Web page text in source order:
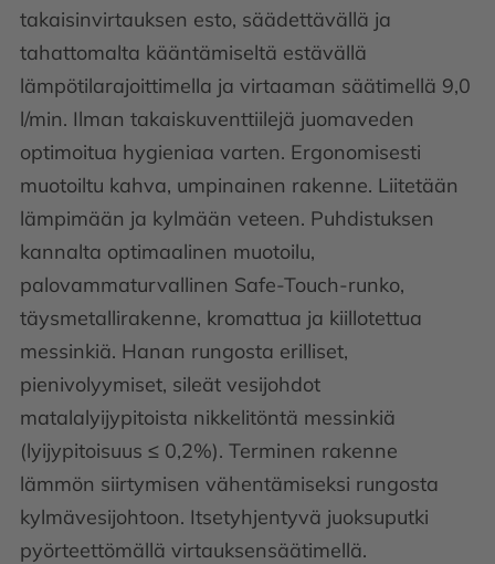
takaisinvirtauksen esto, säädettävällä ja
tahattomalta kääntämiseltä estävällä
lämpötilarajoittimella ja virtaaman säätimellä 9,0
l/min. Ilman takaiskuventtiilejä juomaveden
optimoitua hygieniaa varten. Ergonomisesti
muotoiltu kahva, umpinainen rakenne. Liitetään
lämpimään ja kylmään veteen. Puhdistuksen
kannalta optimaalinen muotoilu,
palovammaturvallinen Safe-Touch-runko,
täysmetallirakenne, kromattua ja kiillotettua
messinkiä. Hanan rungosta erilliset,
pienivolyymiset, sileät vesijohdot
matalalyijypitoista nikkelitöntä messinkiä
(lyijypitoisuus ≤ 0,2%). Terminen rakenne
lämmön siirtymisen vähentämiseksi rungosta
kylmävesijohtoon. Itsetyhjentyvä juoksuputki
pyörteettömällä virtauksensäätimellä.